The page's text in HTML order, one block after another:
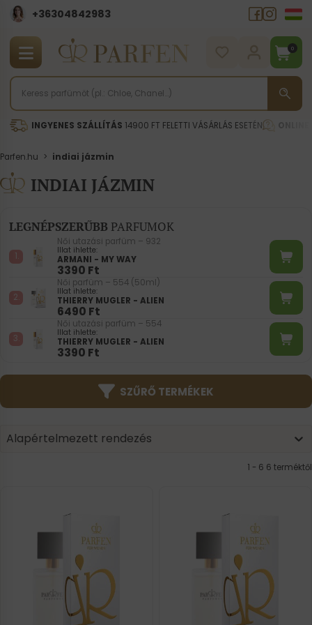
+36304842983
0
INGYENES SZÁLLÍTÁS 14900 FT FELETTI VÁSÁRLÁS ESETÉN
Parfen.hu > indiai jázmin
INDIAI JÁZMIN
LEGNÉPSZERŰBB PARFUMOK
Női utazási parfüm – 932
Illat ihlette:
ARMANI - MY WAY
3390 Ft
Női parfüm – 554 (50ml)
Illat ihlette:
THIERRY MUGLER - ALIEN
6490 Ft
Női utazási parfüm – 554
Illat ihlette:
THIERRY MUGLER - ALIEN
3390 Ft
SZŰRŐ TERMÉKEK
Product | Sorting
Sort content
Alapértelmezett rendezés
Sort content
1 - 6 6 terméktől